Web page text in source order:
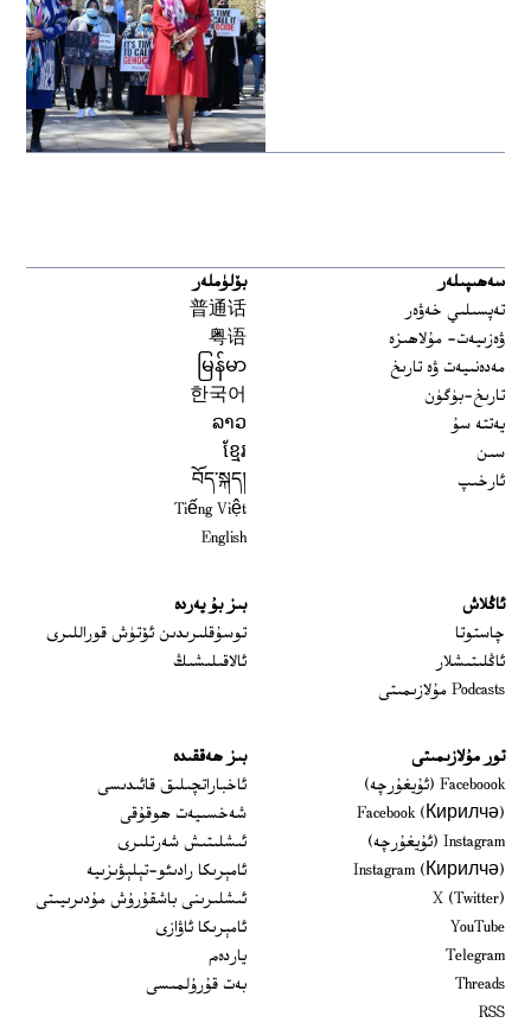
سەھىپىلەر
تەپسىلىي خەۋەر
ۋەزىيەت- مۇلاھىزە
مەدەنىيەت ۋە تارىخ
تارىخ-بۈگۈن
يەتتە سۇ
سىن
ئارخىپ
بۆلۈملەر
普通话
粤语
မြန်မာ
한국어
ລາວ
ខ្មែរ
བོད་སྐད།
Tiếng Việt
English
ئاڭلاش
چاستوتا
ئاڭلىتىشلار
Podcasts مۇلازىمىتى
بىز بۇ يەردە
توسۇقلىرىدىن ئۆتۈش قوراللىرى
ئالاقىلىشىڭ
تور مۇلازىمىتى
Faceboook (ئۇيغۇرچە)
Opens in new window
Facebook (Кирилчә)
Opens in new window
Instagram (ئۇيغۇرچە)
Opens in new window
Instagram (Кирилчә)
Opens in new window
X (Twitter)
YouTube
Telegram
Threads
RSS
بىز ھەققىدە
ئاخباراتچىلىق قائىدىسى
شەخسىيەت ھوقۇقى
ئىشلىتىش شەرتلىرى
ئامېرىكا رادىئو-تېلېۋىزىيە
ئىشلىرىنى باشقۇرۇش مۇدىرىيىتى
ئامېرىكا ئاۋازى
ياردەم
بەت قۇرۇلمىسى